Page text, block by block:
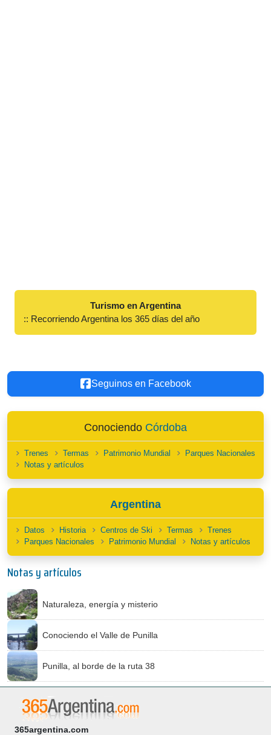
Turismo en Argentina
:: Recorriendo Argentina los 365 días del año
Seguinos en Facebook
Conociendo Córdoba
Trenes Termas Patrimonio Mundial
Parques Nacionales
Notas y artículos
Argentina
Datos Historia Centros de Ski Termas
Trenes
Parques Nacionales
Patrimonio Mundial Notas y artículos
Notas y artículos
Naturaleza, energía y misterio
Conociendo el Valle de Punilla
Punilla, al borde de la ruta 38
365argentina.com